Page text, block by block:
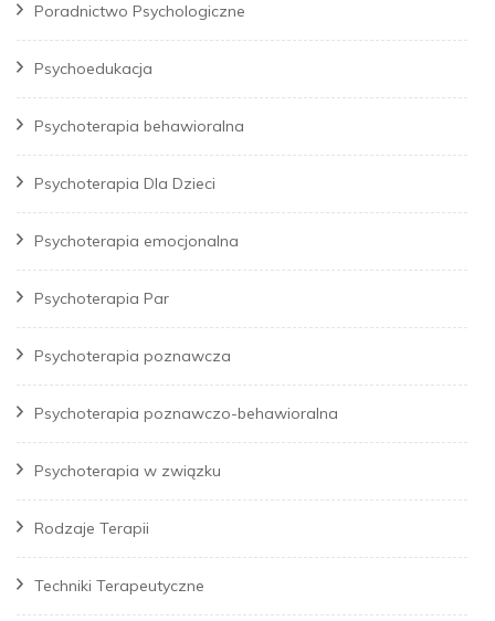
Poradnictwo Psychologiczne
Psychoedukacja
Psychoterapia behawioralna
Psychoterapia Dla Dzieci
Psychoterapia emocjonalna
Psychoterapia Par
Psychoterapia poznawcza
Psychoterapia poznawczo-behawioralna
Psychoterapia w związku
Rodzaje Terapii
Techniki Terapeutyczne